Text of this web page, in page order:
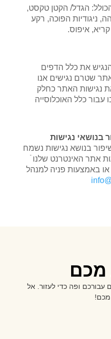
הגדל/ הקטן טקסט,
ניגודיות הפוכה, רקע
איפוס.
את כלל הדפים
שטרם נגישים אנו
נגישות האתר כחלק
כלל האוכלוסייה
בנושאי נגישות
בנושא נגישות נשמח
אתר האינטרנט שלנו
או באמצעות פניה למנהל
מכם
עבורכם ופה כדי לעזור. אל
מכם!